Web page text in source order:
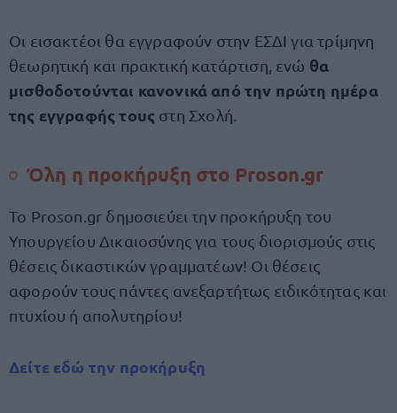
Οι εισακτέοι θα εγγραφούν στην ΕΣΔΙ για τρίμηνη
θεωρητική και πρακτική κατάρτιση, ενώ θα
μισθοδοτούνται κανονικά από την πρώτη ημέρα
της εγγραφής τους στη Σχολή.
Όλη η προκήρυξη στο Proson.gr
To Proson.gr δημοσιεύει την προκήρυξη του
Υπουργείου Δικαιοσύνης για τους διορισμούς στις
θέσεις δικαστικών γραμματέων! Οι θέσεις
αφορούν τους πάντες ανεξαρτήτως ειδικότητας και
πτυχίου ή απολυτηρίου!
Δείτε εδώ την προκήρυξη